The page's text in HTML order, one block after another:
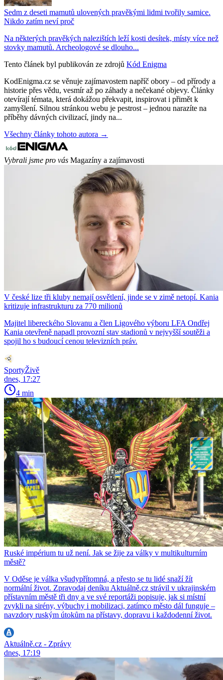
Sedm z deseti mamutů ulovených pravěkými lidmi tvořily samice.
Nikdo zatím neví proč
Na některých pravěkých nalezištích leží kosti desítek, místy více než
stovky mamutů. Archeologové se dlouho...
Tento článek byl publikován ze zdrojů Kód Enigma
KodEnigma.cz se věnuje zajímavostem napříč obory – od přírody a
historie přes vědu, vesmír až po záhady a nečekané objevy. Články
otevírají témata, která dokážou překvapit, inspirovat i přimět k
zamyšlení. Silnou stránkou webu je pestrost – jednou narazíte na
příběhy dávných civilizací, jindy na...
Všechny články tohoto autora →
Vybrali jsme pro vás Magazíny a zajímavosti
V české lize tři kluby nemají osvětlení, jinde se v zimě netopí. Kania
kritizuje infrastrukturu za 770 milionů
Majitel libereckého Slovanu a člen Ligového výboru LFA Ondřej
Kania otevřeně napadl provozní stav stadionů v nejvyšší soutěži a
spojil ho s budoucí cenou televizních práv.
SportyŽivě
dnes, 17:27
4 min
Ruské impérium tu už není. Jak se žije za války v multikulturním
městě?
V Oděse je válka všudypřítomná, a přesto se tu lidé snaží žít
normální život. Zpravodaj deníku Aktuálně.cz strávil v ukrajinském
přístavním městě tři dny a ve své reportáži popisuje, jak si místní
zvykli na sirény, výbuchy i mobilizaci, zatímco město dál funguje –
navzdory ruským útokům na přístavy, dopravu i každodenní život.
Aktuálně.cz - Zprávy
dnes, 17:19